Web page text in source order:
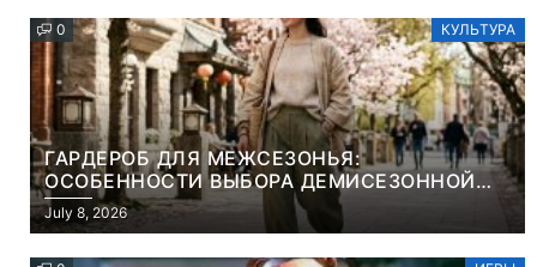
0 КУЛЬТУРА
ГАРДЕРОБ ДЛЯ МЕЖСЕЗОНЬЯ:
ОСОБЕННОСТИ ВЫБОРА ДЕМИСЕЗОННОЙ
ПАРКИ И ЭЛЕГАНТНОГО ЖЕНСКОГО ПЛАЩА
July 8, 2026